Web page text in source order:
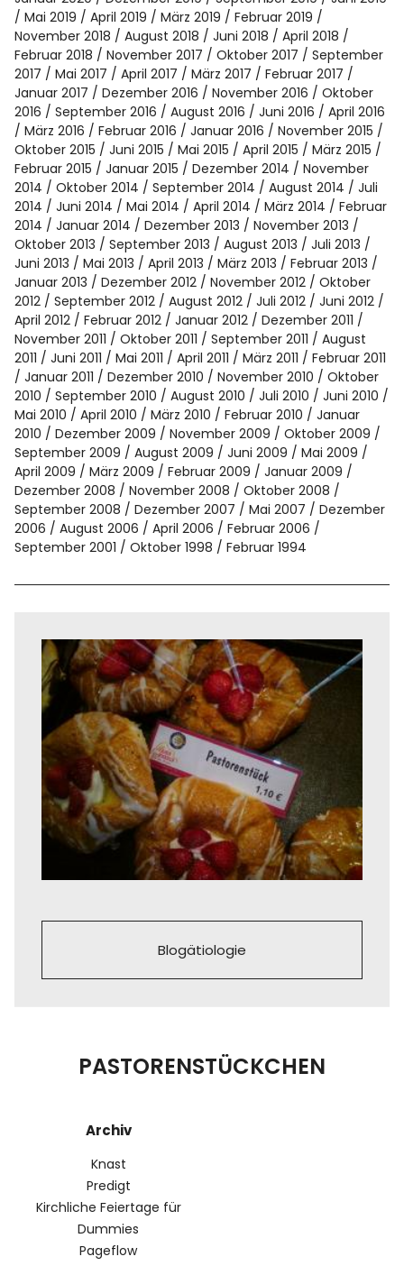
Mai 2019
April 2019 März 2019
Februar 2019
November 2018
August 2018 Juni 2018
April 2018
Februar 2018
November 2017 Oktober 2017
September
2017
Mai 2017 April 2017 März 2017
Februar 2017
Januar 2017
Dezember 2016 November 2016
Oktober
2016
September 2016 August 2016 Juni 2016
April 2016
März 2016
Februar 2016 Januar 2016
November 2015
Oktober 2015
Juni 2015 Mai 2015 April 2015
März 2015
Februar 2015
Januar 2015 Dezember 2014
November
2014
Oktober 2014 September 2014 August 2014
Juli
2014
Juni 2014 Mai 2014 April 2014 März 2014
Februar
2014
Januar 2014 Dezember 2013
November 2013
Oktober 2013
September 2013 August 2013
Juli 2013
Juni 2013
Mai 2013 April 2013 März 2013
Februar 2013
Januar 2013
Dezember 2012 November 2012
Oktober
2012
September 2012 August 2012 Juli 2012
Juni 2012
April 2012
Februar 2012 Januar 2012
Dezember 2011
November 2011
Oktober 2011 September 2011
August
2011
Juni 2011 Mai 2011 April 2011 März 2011
Februar 2011
Januar 2011
Dezember 2010 November 2010
Oktober
2010
September 2010 August 2010 Juli 2010
Juni 2010
Mai 2010
April 2010 März 2010 Februar 2010
Januar
2010
Dezember 2009 November 2009
Oktober 2009
September 2009
August 2009 Juni 2009
Mai 2009
April 2009
März 2009 Februar 2009
Januar 2009
Dezember 2008
November 2008
Oktober 2008
September 2008
Dezember 2007 Mai 2007
Dezember
2006
August 2006 April 2006
Februar 2006
September 2001
Oktober 1998 Februar 1994
Blogätiologie
PASTORENSTÜCKCHEN
Archiv
Knast
Predigt
Kirchliche Feiertage für
Dummies
Pageflow